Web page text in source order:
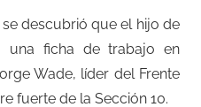
descubrió que el hijo de
una ficha de trabajo en
Wade, líder del Frente
fuerte de la Sección 10.